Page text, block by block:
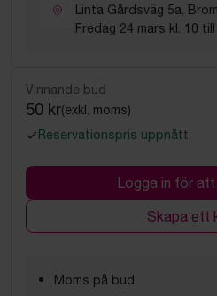
Linta Gårdsväg 5a,
Fredag 24 mars kl. 10 till
Vinnande bud
50 kr(exkl. moms)
Reservationspris uppnått
Logga in för att
Skapa ett
Moms på bud